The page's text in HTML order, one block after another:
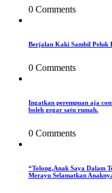
0 Comments
Berjalan Kaki Sambil Peluk
0 Comments
Ingatkan perempuan aja
boleh gegar satu rumah.
0 Comments
“Tolong,Anak Saya Dalam
Merayu Selamatkan